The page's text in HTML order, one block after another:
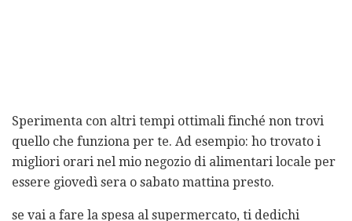
Sperimenta con altri tempi ottimali finché non trovi
quello che funziona per te. Ad esempio: ho trovato i
migliori orari nel mio negozio di alimentari locale per
essere giovedì sera o sabato mattina presto.
se vai a fare la spesa al supermercato, ti dedichi